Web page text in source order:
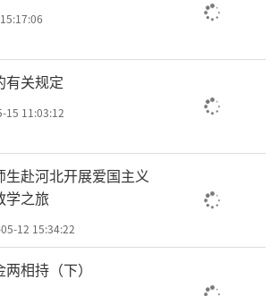
有关规定
15 11:03:12
赴河北开展爱国主义
学之旅
12 15:34:22
相持（下）